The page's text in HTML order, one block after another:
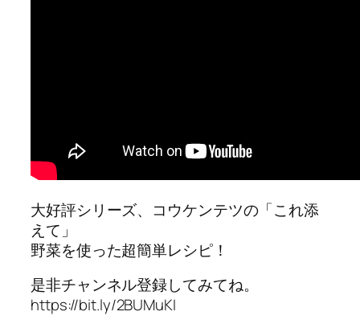
大好評シリーズ、コウケンテツの「これ添
えて」
野菜を使った超簡単レシピ！
是非チャンネル登録してみてね。
https://bit.ly/2BUMuKI